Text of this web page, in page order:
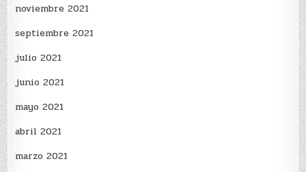
noviembre 2021
septiembre 2021
julio 2021
junio 2021
mayo 2021
abril 2021
marzo 2021